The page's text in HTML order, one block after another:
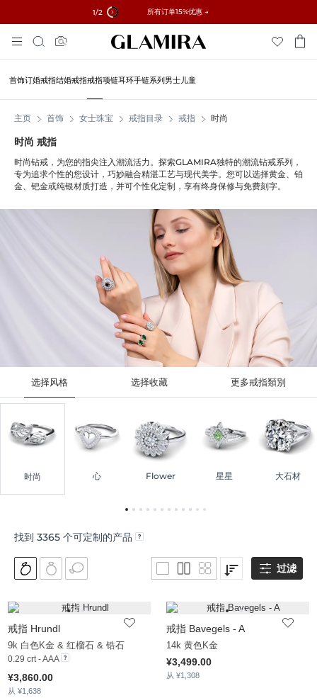
1/2 所有订单15%优惠 →
✓ 60天退货 ✓ 免费调整尺寸
到
内
搜
首饰订婚戒指结婚戒指戒指项链耳环手链系列男士儿童
主页 首饰 女士珠宝 戒指目录 戒指 时尚
时尚 戒指
时尚钻戒，为您的指尖注入潮流活力。探索GLAMIRA独特的潮流钻戒系列，
专为追求个性的您设计，巧妙融合精湛工艺与现代美学。您可以选择黄金、铂
金、钯金或纯银材质打造，并可个性化定制，享有终身保修与免费刻字。
选择风格 选择收藏 更多戒指類別
时尚 心 Flower 星星 大石材
找到 3365 个可定制的产品
过滤
戒指 Hrundl
9k 白色K金 & 红榴石 & 锆石
0.29 crt - AAA
¥3,860.00
从 ¥1,638
戒指 Bavegels - A
14k 黄色K金
¥3,499.00
从 ¥1,308